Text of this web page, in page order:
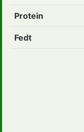
Protein
Fedt